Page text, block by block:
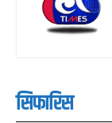
सिफारिस